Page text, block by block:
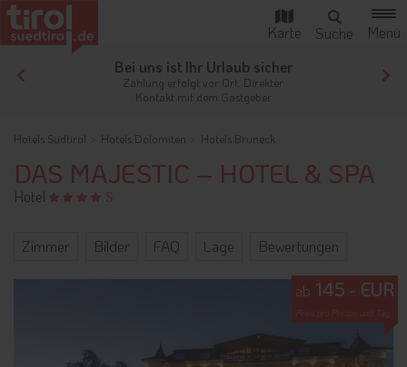
Ihr Traumurlaub beginnt hier!
Von der Buchung bis zum Aufenthalt,
der gesamte Ablauf ist unkompliziert
Hotels Südtirol Hotels Dolomiten Hotels Bruneck
DAS MAJESTIC – HOTEL & SPA
Hotel
Zimmer Bilder FAQ Lage Bewertungen
ab 145 - EUR